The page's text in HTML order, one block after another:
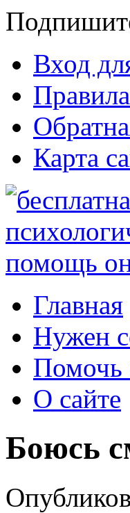
Вход
Карта
Главная
Нужен
Помочь
О сайте
Боюсь